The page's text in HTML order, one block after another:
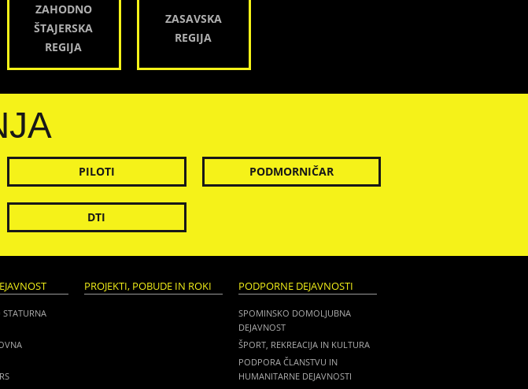
ZAHODNO
ŠTAJERSKA
REGIJA
ZASAVSKA
REGIJA
PILOTI PODMORNIČAR
DTI
STATURNA
PROJEKTI, POBUDE IN ROKI PODPORNE DEJAVNOSTI
SPOMINSKO DOMOLJUBNA
DEJAVNOST
ŠPORT, REKREACIJA IN KULTURA
PODPORA ČLANSTVU IN
HUMANITARNE DEJAVNOSTI